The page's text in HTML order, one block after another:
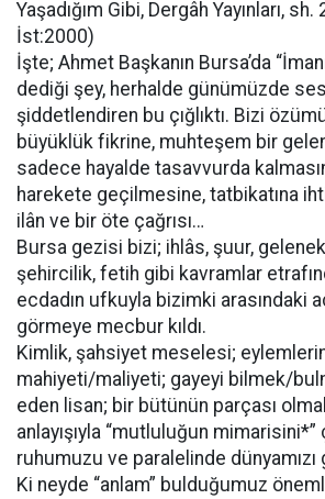
Yaşadığım Gibi, Dergâh Yayınları,
İst:2000)
İşte; Ahmet Başkanın Bursa’da
dediği şey, herhalde günümüzde
şiddetlendiren bu çığlıktı. Bizi
büyüklük fikrine, muhteşem bir
sadece hayalde tasavvurda
harekete geçilmesine, tatbikatına
ilân ve bir öte çağrısı…
Bursa gezisi bizi; ihlâs, şuur,
şehircilik, fetih gibi kavramlar
ecdadın ufkuyla bizimki arasındaki
görmeye mecbur kıldı.
Kimlik, şahsiyet meselesi;
mahiyeti/maliyeti; gayeyi bilmek/
eden lisan; bir bütünün parçası
anlayışıyla “mutluluğun
ruhumuzu ve paralelinde
Ki neyde “anlam” bulduğumuz